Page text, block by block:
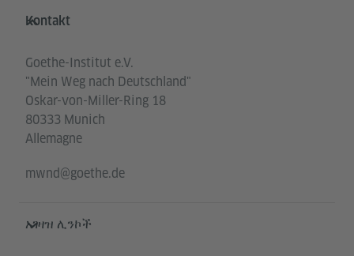
Service- und Informationsbereich
Kontakt
Goethe-Institut e.V.
"Mein Weg nach Deutschland"
Oskar-von-Miller-Ring 18
80333 Munich
Allemagne
mwnd@goethe.de
አገዛዝ ሊንኮች